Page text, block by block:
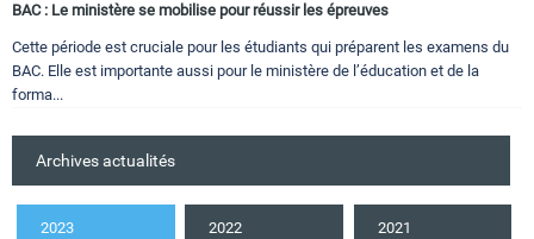
BAC : Le ministère se mobilise pour réussir les épreuves
Cette période est cruciale pour les étudiants qui préparent les examens du
BAC. Elle est importante aussi pour le ministère de l’éducation et de la
forma...
Archives actualités
2023 2022 2021